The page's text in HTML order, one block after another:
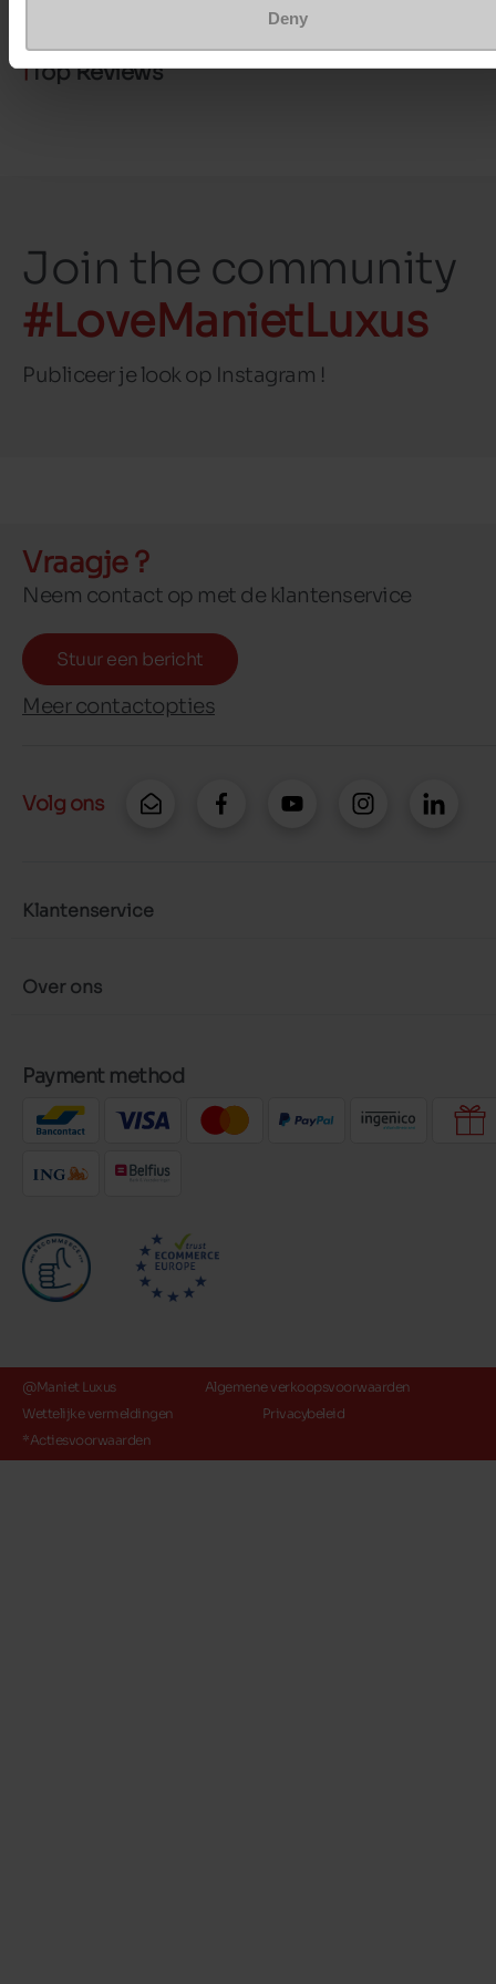
Deny
Top Reviews
Join the community
#LoveManietLuxus
Publiceer je look op Instagram !
Vraagje ?
Neem contact op met de klantenservice
Stuur een bericht
Meer contactopties
Volg ons
Klantenservice
Over ons
Payment method
@Maniet Luxus
Algemene verkoopsvoorwaarden
Wettelijke vermeldingen
Privacybeleid
*Actiesvoorwaarden